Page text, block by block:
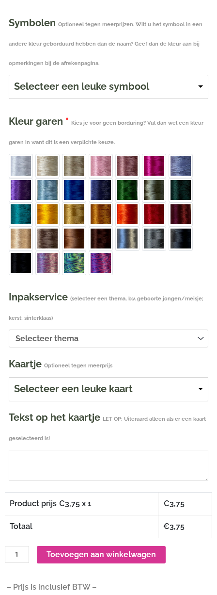
Symbolen Optioneel tegen meerprijzen. Wilt u het symbool in een
andere kleur geborduurd hebben dan de naam? Geef dan de kleur aan bij
opmerkingen bij de afrekenpagina.
Selecteer een leuke symbool
Kleur garen * Kies je voor geen borduring? Vul dan wel een kleur
garen in want dit is een verplichte keuze.
Inpakservice (selecteer een thema, b.v. geboorte jongen/meisje;
kerst; sinterklaas)
Kaartje Optioneel tegen meerprijs
Selecteer een leuke kaart
Tekst op het kaartje LET OP: Uiteraard alleen als er een kaart
geselecteerd is!
Product prijs €3,75 x 1 €3,75
Totaal €3,75
Toevoegen aan winkelwagen
– Prijs is inclusief BTW –